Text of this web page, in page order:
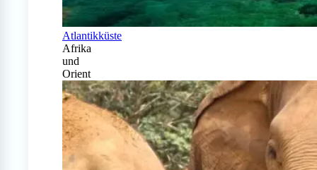
Atlantikküste
Afrika
und
Orient